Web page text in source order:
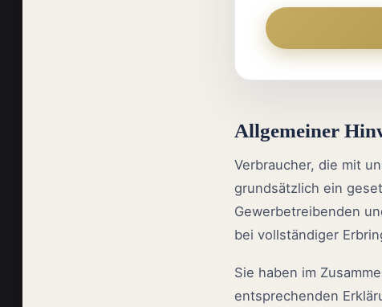
Allgemeiner
Verbraucher, die mit
grundsätzlich ein
Gewerbetreibenden
bei vollständiger
Sie haben im
entsprechenden